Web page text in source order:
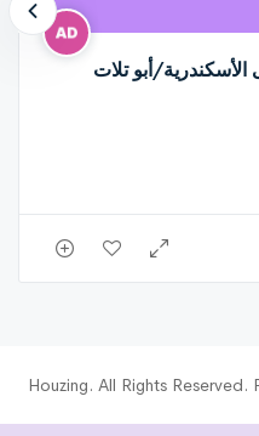
الأسكندرية/أبو تلات